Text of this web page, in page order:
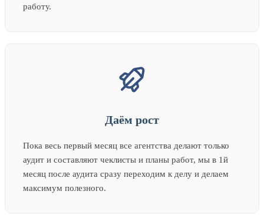
работу.
Даём рост
Пока весь первый месяц все агентства делают только
аудит и составляют чеклисты и планы работ, мы в 1й
месяц после аудита сразу переходим к делу и делаем
максимум полезного.